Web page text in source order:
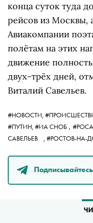
конца суток туда
рейсов из Москвы,
Авиакомпании
полётам на этих
движение
двух-трёх дней,
Виталий Савельев.
#НОВОСТИ,
#ПУТИН, #ИА СНОБ ,
САВЕЛЬЕВ
, #РОСТОВ-НА-